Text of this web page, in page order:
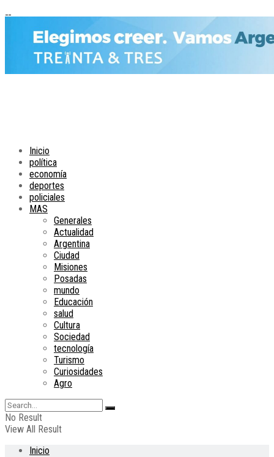
Inicio
política
economía
deportes
policiales
MAS
Generales
Actualidad
Argentina
Ciudad
Misiones
Posadas
mundo
Educación
salud
Cultura
Sociedad
tecnología
Turismo
Curiosidades
Agro
No Result
View All Result
Inicio